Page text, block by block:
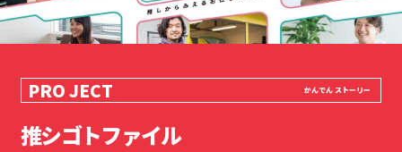
推シゴトファイル